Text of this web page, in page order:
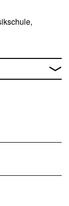
Und –
die
Triangel will
die
wie Elefanten,
donnern wie
stampft mit
wieder in